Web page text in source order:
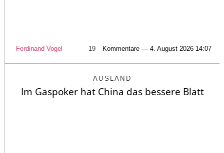
Ferdinand Vogel 19 Kommentare — 4. August 2026 14:07
AUSLAND
Im Gaspoker hat China das bessere Blatt